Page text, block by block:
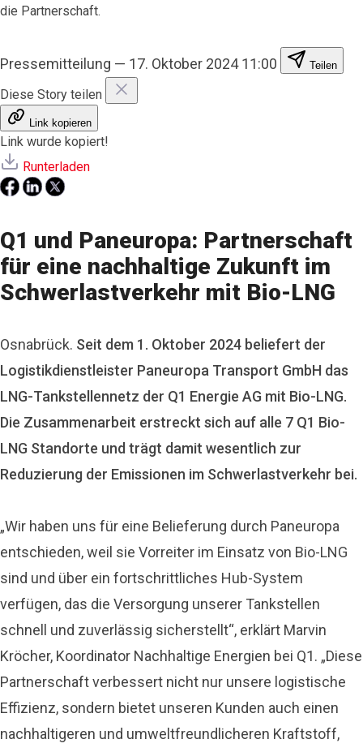
die Partnerschaft.
Pressemitteilung — 17. Oktober 2024 11:00 Teilen
Diese Story teilen
Link kopieren
Link wurde kopiert!
Runterladen
Q1 und Paneuropa: Partnerschaft
für eine nachhaltige Zukunft im
Schwerlastverkehr mit Bio-LNG
Osnabrück. Seit dem 1. Oktober 2024 beliefert der
Logistikdienstleister Paneuropa Transport GmbH das
LNG-Tankstellennetz der Q1 Energie AG mit Bio-LNG.
Die Zusammenarbeit erstreckt sich auf alle 7 Q1 Bio-
LNG Standorte und trägt damit wesentlich zur
Reduzierung der Emissionen im Schwerlastverkehr bei.
„Wir haben uns für eine Belieferung durch Paneuropa
entschieden, weil sie Vorreiter im Einsatz von Bio-LNG
sind und über ein fortschrittliches Hub-System
verfügen, das die Versorgung unserer Tankstellen
schnell und zuverlässig sicherstellt“, erklärt Marvin
Kröcher, Koordinator Nachhaltige Energien bei Q1. „Diese
Partnerschaft verbessert nicht nur unsere logistische
Effizienz, sondern bietet unseren Kunden auch einen
nachhaltigeren und umweltfreundlicheren Kraftstoff,